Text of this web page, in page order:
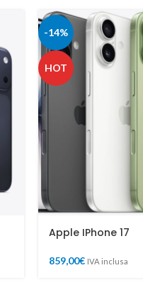
-14%
HOT
Apple IPhone 17
859,00€ IVA inclusa